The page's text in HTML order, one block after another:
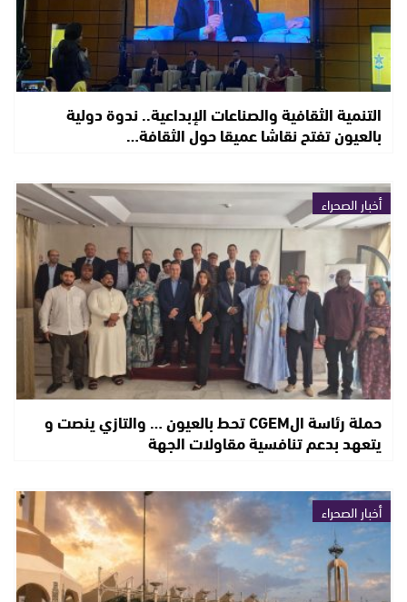
التنمية الثقافية والصناعات الإبداعية.. ندوة دولية
بالعيون تفتح نقاشا عميقا حول الثقافة…
أخبار الصحراء
حملة رئاسة الCGEM تحط بالعيون … والتازي ينصت و
يتعهد بدعم تنافسية مقاولات الجهة
أخبار الصحراء